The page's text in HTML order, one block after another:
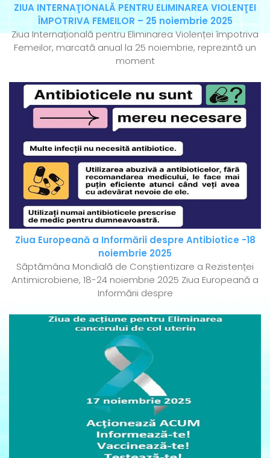
ZIUA INTERNAŢIONALĂ PENTRU ELIMINAREA VIOLENŢEI
ÎMPOTRIVA FEMEILOR – 25 noiembrie 2025
Ziua Internațională pentru Eliminarea Violenței împotriva
Femeilor, marcată anual la 25 noiembrie, reprezintă un
moment
Ziua Europeană a Informării despre Antibiotice -18
noiembrie 2025
Săptămâna Mondială de Conștientizare a Rezistenței
Antimicrobiene, 18-24 noiembrie 2025 Ziua Europeană a
Informării despre